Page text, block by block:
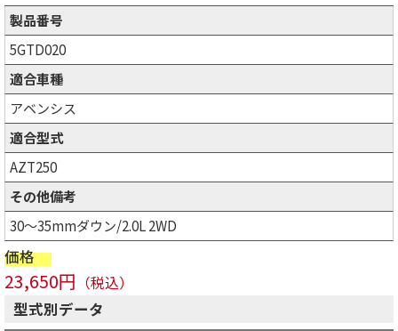
製品番号
5GTD020
適合車種
アベンシス
適合型式
AZT250
その他備考
30～35mmダウン/2.0L 2WD
価格
23,650円 （税込）
型式別データ